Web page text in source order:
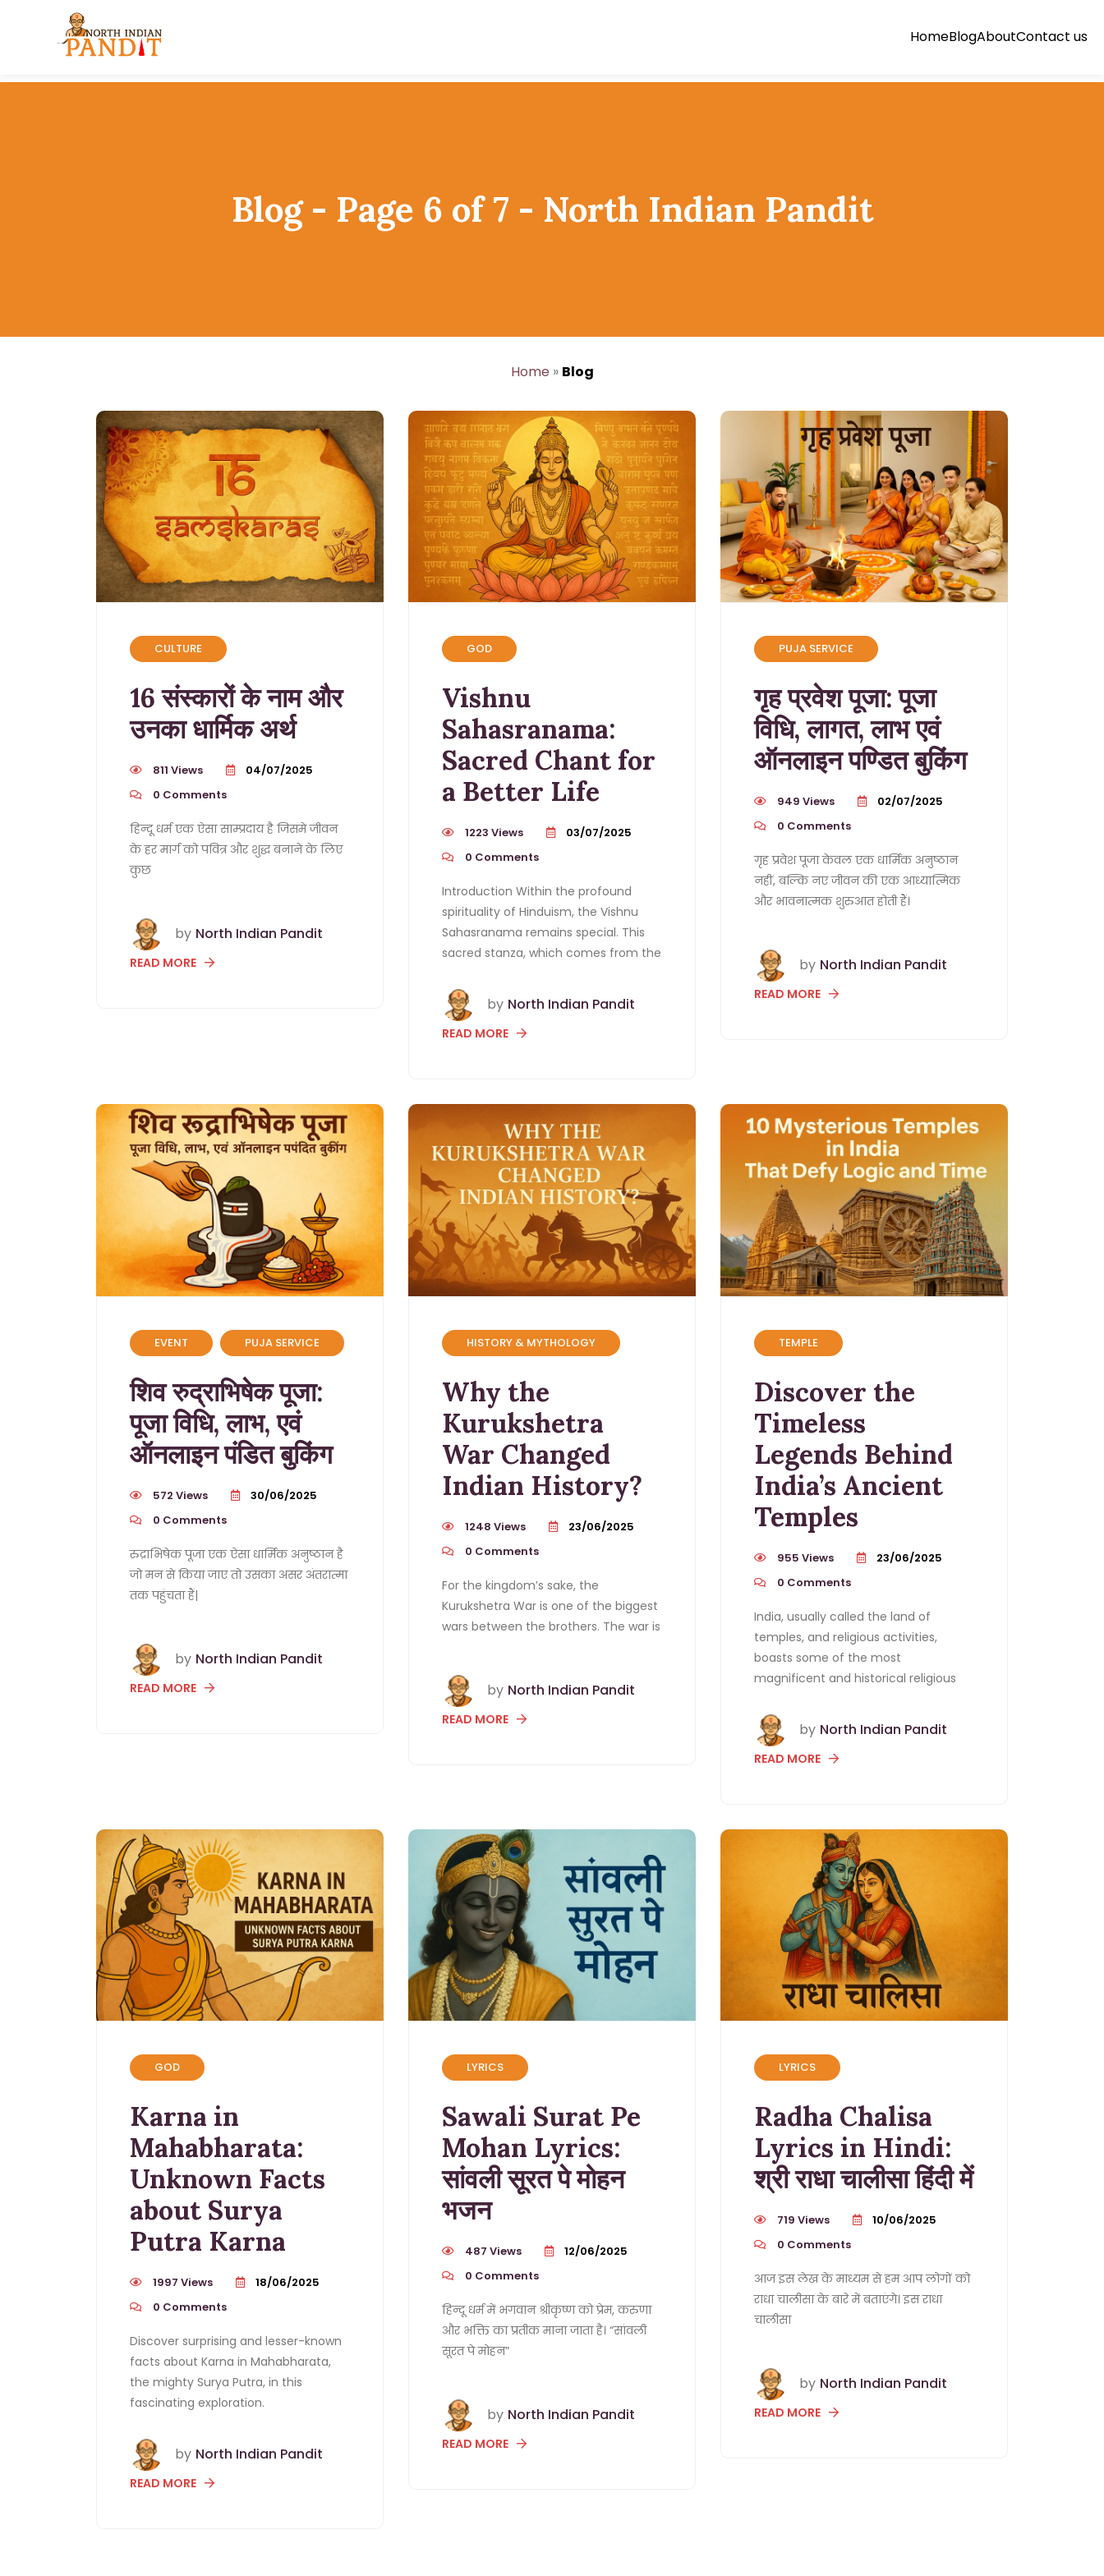
HomeBlogAboutContact us
Blog - Page 6 of 7 - North Indian Pandit
Home » Blog
CULTURE
16 संस्कारों के नाम और
उनका धार्मिक अर्थ
811 Views
04/07/2025
0 Comments
हिन्दू धर्म एक ऐसा साम्प्रदाय है जिसमे जीवन
के हर मार्ग को पवित्र और शुद्ध बनाने के लिए
कुछ
by North Indian Pandit
READ MORE
GOD
Vishnu
Sahasranama:
Sacred Chant for
a Better Life
1223 Views
03/07/2025
0 Comments
Introduction Within the profound
spirituality of Hinduism, the Vishnu
Sahasranama remains special. This
sacred stanza, which comes from the
by North Indian Pandit
READ MORE
PUJA SERVICE
गृह प्रवेश पूजा: पूजा
विधि, लागत, लाभ एवं
ऑनलाइन पण्डित बुकिंग
949 Views
02/07/2025
0 Comments
गृह प्रवेश पूजा केवल एक धार्मिक अनुष्ठान
नहीं, बल्कि नए जीवन की एक आध्यात्मिक
और भावनात्मक शुरुआत होती हैं।
by North Indian Pandit
READ MORE
EVENT PUJA SERVICE
शिव रुद्राभिषेक पूजा:
पूजा विधि, लाभ, एवं
ऑनलाइन पंडित बुकिंग
572 Views
30/06/2025
0 Comments
रुद्राभिषेक पूजा एक ऐसा धार्मिक अनुष्ठान है
जो मन से किया जाए तो उसका असर अंतरात्मा
तक पहुंचता हैं|
by North Indian Pandit
READ MORE
HISTORY & MYTHOLOGY
Why the
Kurukshetra
War Changed
Indian History?
1248 Views
23/06/2025
0 Comments
For the kingdom’s sake, the
Kurukshetra War is one of the biggest
wars between the brothers. The war is
by North Indian Pandit
READ MORE
TEMPLE
Discover the
Timeless
Legends Behind
India’s Ancient
Temples
955 Views
23/06/2025
0 Comments
India, usually called the land of
temples, and religious activities,
boasts some of the most
magnificent and historical religious
by North Indian Pandit
READ MORE
GOD
Karna in
Mahabharata:
Unknown Facts
about Surya
Putra Karna
1997 Views
18/06/2025
0 Comments
Discover surprising and lesser-known
facts about Karna in Mahabharata,
the mighty Surya Putra, in this
fascinating exploration.
by North Indian Pandit
READ MORE
LYRICS
Sawali Surat Pe
Mohan Lyrics:
सांवली सूरत पे मोहन
भजन
487 Views
12/06/2025
0 Comments
हिन्दू धर्म में भगवान श्रीकृष्ण को प्रेम, करुणा
और भक्ति का प्रतीक माना जाता है। “सांवली
सूरत पे मोहन”
by North Indian Pandit
READ MORE
LYRICS
Radha Chalisa
Lyrics in Hindi:
श्री राधा चालीसा हिंदी में
719 Views
10/06/2025
0 Comments
आज इस लेख के माध्यम से हम आप लोगों को
राधा चालीसा के बारे में बताएंगे। इस राधा
चालीसा
by North Indian Pandit
READ MORE